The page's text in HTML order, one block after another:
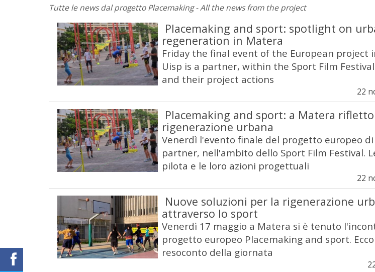
Tutte le news dal progetto Placemaking - All the news from the project
Placemaking and sport: spotlight on
regeneration in Matera
Friday the final event of the European project
Uisp is a partner, within the Sport Film
and their project actions
22
Placemaking and sport: a Matera
rigenerazione urbana
Venerdì l'evento finale del progetto europeo di
partner, nell'ambito dello Sport Film Festival.
pilota e le loro azioni progettuali
22
Nuove soluzioni per la rigenerazione
attraverso lo sport
Venerdì 17 maggio a Matera si è tenuto
progetto europeo Placemaking and sport.
resoconto della giornata